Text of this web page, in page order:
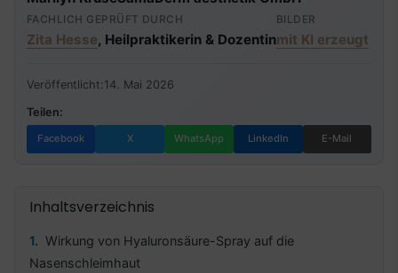
FACHLICH GEPRÜFT DURCH
Zita Hesse, Heilpraktikerin & Dozentin
BILDER
mit KI erzeugt
Veröffentlicht: 14. Mai 2026
Teilen:
Facebook X WhatsApp LinkedIn E-Mail
Inhaltsverzeichnis
Wirkung von Hyaluronsäure-Spray auf die
Nasenschleimhaut